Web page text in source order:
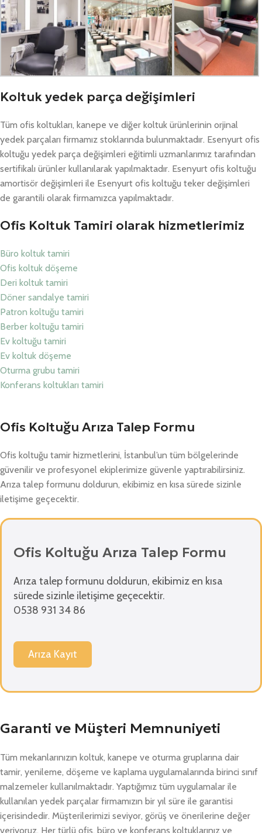
Koltuk yedek parça değişimleri
Tüm ofis koltukları, kanepe ve diğer koltuk ürünlerinin orjinal
yedek parçaları firmamız stoklarında bulunmaktadır. Esenyurt ofis
koltuğu yedek parça değişimleri eğitimli uzmanlarımız tarafından
sertifikalı ürünler kullanılarak yapılmaktadır. Esenyurt ofis koltuğu
amortisör değişimleri ile Esenyurt ofis koltuğu teker değişimleri
de garantili olarak firmamızca yapılmaktadır.
Ofis Koltuk Tamiri olarak hizmetlerimiz
Büro koltuk tamiri
Ofis koltuk döşeme
Deri koltuk tamiri
Döner sandalye tamiri
Patron koltuğu tamiri
Berber koltuğu tamiri
Ev koltuğu tamiri
Ev koltuk döşeme
Oturma grubu tamiri
Konferans koltukları tamiri
Ofis Koltuğu Arıza Talep Formu
Ofis koltuğu tamir hizmetlerini, İstanbul’un tüm bölgelerinde
güvenilir ve profesyonel ekiplerimize güvenle yaptırabilirsiniz.
Arıza talep formunu doldurun, ekibimiz en kısa sürede sizinle
iletişime geçecektir.
Ofis Koltuğu Arıza Talep Formu
Arıza talep formunu doldurun, ekibimiz en kısa
sürede sizinle iletişime geçecektir.
0538 931 34 86
Arıza Kayıt
Garanti ve Müşteri Memnuniyeti
Tüm mekanlarınızın koltuk, kanepe ve oturma gruplarına dair
tamir, yenileme, döşeme ve kaplama uygulamalarında birinci sınıf
malzemeler kullanılmaktadır. Yaptığımız tüm uygulamalar ile
kullanılan yedek parçalar firmamızın bir yıl süre ile garantisi
içerisindedir. Müşterilerimizi seviyor, görüş ve önerilerine değer
veriyoruz. Her türlü ofis, büro ve konferans koltuklarınız ve